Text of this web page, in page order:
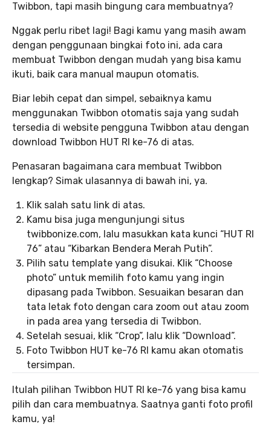
Twibbon, tapi masih bingung cara membuatnya?
Nggak perlu ribet lagi! Bagi kamu yang masih awam
dengan penggunaan bingkai foto ini, ada cara
membuat Twibbon dengan mudah yang bisa kamu
ikuti, baik cara manual maupun otomatis.
Biar lebih cepat dan simpel, sebaiknya kamu
menggunakan Twibbon otomatis saja yang sudah
tersedia di website pengguna Twibbon atau dengan
download Twibbon HUT RI ke-76 di atas.
Penasaran bagaimana cara membuat Twibbon
lengkap? Simak ulasannya di bawah ini, ya.
Klik salah satu link di atas.
Kamu bisa juga mengunjungi situs
twibbonize.com, lalu masukkan kata kunci “HUT RI
76” atau “Kibarkan Bendera Merah Putih”.
Pilih satu template yang disukai. Klik “Choose
photo” untuk memilih foto kamu yang ingin
dipasang pada Twibbon. Sesuaikan besaran dan
tata letak foto dengan cara zoom out atau zoom
in pada area yang tersedia di Twibbon.
Setelah sesuai, klik “Crop”, lalu klik “Download”.
Foto Twibbon HUT ke-76 RI kamu akan otomatis
tersimpan.
Itulah pilihan Twibbon HUT RI ke-76 yang bisa kamu
pilih dan cara membuatnya. Saatnya ganti foto profil
kamu, ya!